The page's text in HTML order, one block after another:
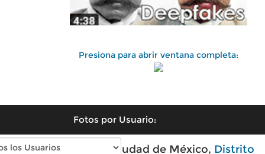
Presiona para abrir ventana completa:
Fotos por Usuario:
Fotos antiguas de Ciudad de México, Distrito